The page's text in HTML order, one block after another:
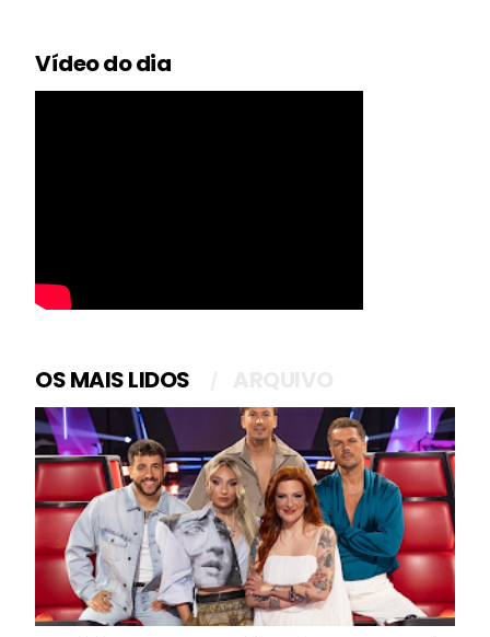
Vídeo do dia
OS MAIS LIDOS